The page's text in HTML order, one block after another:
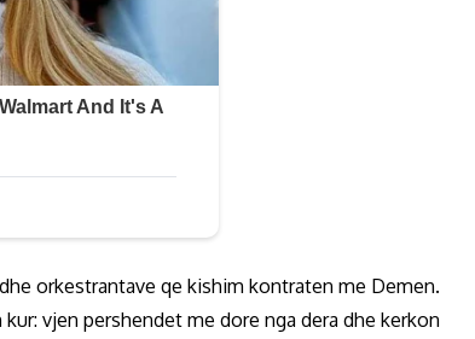
orkestrantave qe kishim kontraten me Demen.
vjen pershendet me dore nga dera dhe kerkon